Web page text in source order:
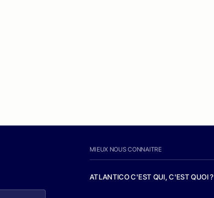
MIEUX NOUS CONNAITRE
ATLANTICO C'EST QUI, C'EST QUOI ?